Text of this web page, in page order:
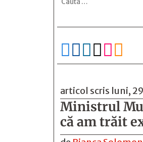

articol scris luni,
Ministrul
că am trăit